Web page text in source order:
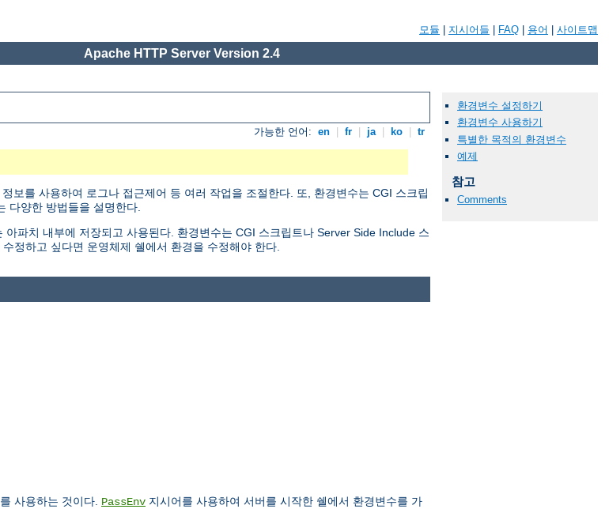
모듈 지시어들 FAQ 용어 사이트맵
Apache HTTP Server Version 2.4
가능한 언어: en fr ja ko tr
보를 사용하여 로그나 접근제어 등 여러 작업을 조절한다. 또, 환경변수는 CGI 스크립
다양한 방법들을 설명한다.
파치 내부에 저장되고 사용된다. 환경변수는 CGI 스크립트나 Server Side Include 스
정하고 싶다면 운영체제 쉘에서 환경을 수정해야 한다.
환경변수 설정하기
환경변수 사용하기
특별한 목적의 환경변수
예제
참고
Comments
사용하는 것이다. PassEnv 지시어를 사용하여 서버를 시작한 쉘에서 환경변수를 가